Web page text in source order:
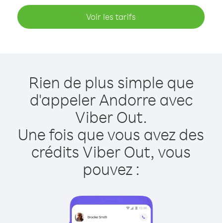
Voir les tarifs
Rien de plus simple que
d'appeler Andorre avec
Viber Out.
Une fois que vous avez des
crédits Viber Out, vous
pouvez :